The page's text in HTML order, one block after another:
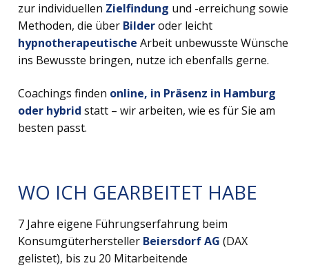
zur individuellen Zielfindung und -erreichung sowie
Methoden, die über Bilderoder leicht
hypnotherapeutische Arbeit unbewusste Wünsche
ins Bewusste bringen, nutze ich ebenfalls gerne.
Coachings finden online, in Präsenz in Hamburg
oder hybrid statt – wir arbeiten, wie es für Sie am
besten passt.
WO ICH GEARBEITET HABE
7 Jahre eigene Führungserfahrung beim
Konsumgüterhersteller Beiersdorf AG (DAX
gelistet), bis zu 20 Mitarbeitende